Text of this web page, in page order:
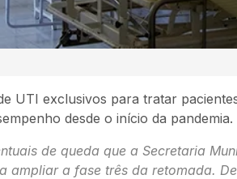
UTI exclusivos para tratar
desde o início da pandemia.
de queda que a Secretaria
ampliar a fase três da retomada.